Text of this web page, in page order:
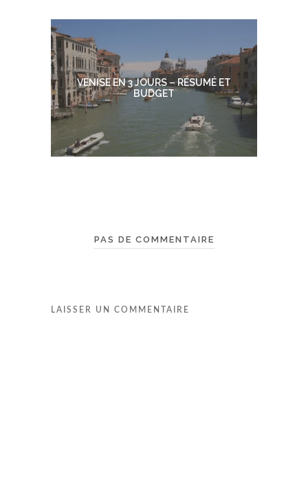
VENISE EN 3 JOURS – RÉSUMÉ ET
BUDGET
PAS DE COMMENTAIRE
LAISSER UN COMMENTAIRE